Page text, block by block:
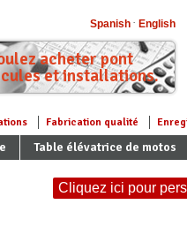
Spanish English
Fabrication qualité
Table élévatrice de motos
acheter pont
et installations.
Cliquez ici pour